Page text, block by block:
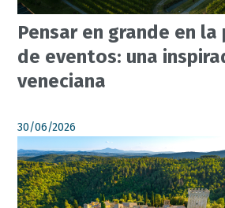
Pensar en grande en
de eventos: una
veneciana
30/06/2026